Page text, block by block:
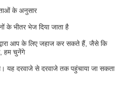
के अनुसार
के भीतर भेज दिया जाता है
आप के लिए जहाज कर सकते हैं, जैसे कि
हम चुनेंगे
दरवाजे से दरवाजे तक पहुंचाया जा सकता